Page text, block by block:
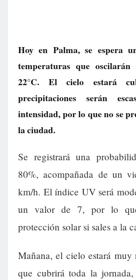
Hoy en Palma, se espera
temperaturas que
22°C. El cielo estará
precipitaciones serán
intensidad, por lo que no se
la ciudad.
Se registrará una
80%, acompañada de un
km/h. El índice UV será
un valor de 7, por lo
protección solar si sales a la
Mañana, el cielo estará
que cubrirá toda la jornada,